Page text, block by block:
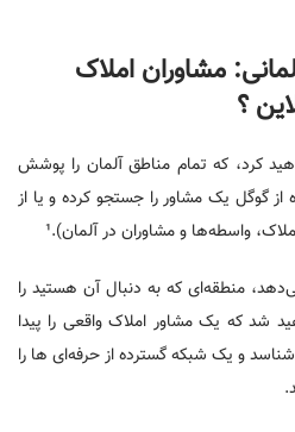
مشاوران املاک
؟
کرد، که تمام مناطق آلمان را پوشش
از گوگل یک مشاور را جستجو کرده و یا از
واسطه‌ها و مشاوران در آلمان).¹
منطقه‌ای که به دنبال آن هستید را
شد که یک مشاور املاک واقعی را پیدا
و یک شبکه گسترده از حرفه‌ای ‌ها را